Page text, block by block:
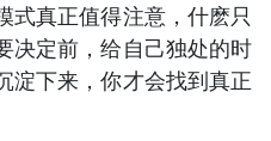
式真正值得注意，什麽只
决定前，给自己独处的时
淀下来，你才会找到真正